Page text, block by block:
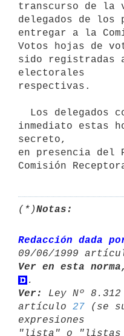
transcurso de la
delegados de los
entregar a la
Votos hojas de
sido registradas
electorales
respectivas.
inmediato estas
secreto,
en presencia del
Comisión
(*)Notas:
Redacción dada
09/06/1999
Ver en esta
Ver:
Ley Nº
artículo 27 (se
expresiones
"lista" o "listas